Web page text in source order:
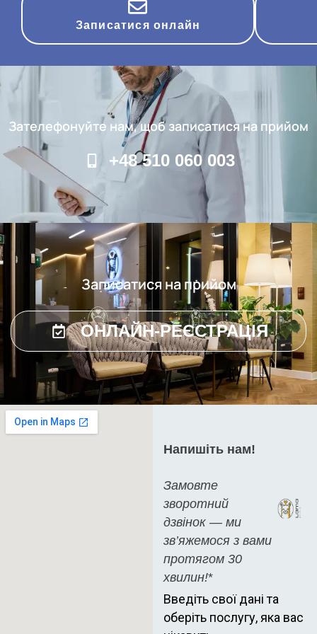
Записатися онлайн
Зателефонуйте нам, щоб записатися на прийом
+48 510 060 003
Записатися на прийом
ОНЛАЙН-РЕЄСТРАЦІЯ
Напишіть нам!
Замовте
зворотний
дзвінок — ми
зв’яжемося з вами
протягом 30
хвилин!*
Введіть свої дані та
оберіть послугу, яка вас